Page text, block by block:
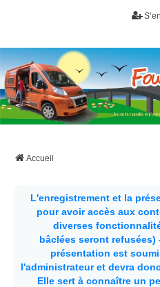
Fourgon-
Forum de conseils et d'entraide
aménagés, vans et de camping-
Accueil
L'enregistrement et la
pour avoir accès aux
diverses
bâclées seront
présentation est
l'administrateur et devra
Elle sert à connaître un